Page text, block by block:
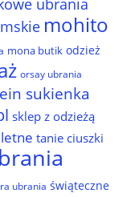
ubrania
mohito
mona butik odzież
orsay ubrania
sukienka
sklep z odzieżą
tanie ciuszki
ubrania świąteczne